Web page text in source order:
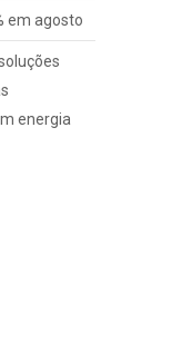
em agosto
energia